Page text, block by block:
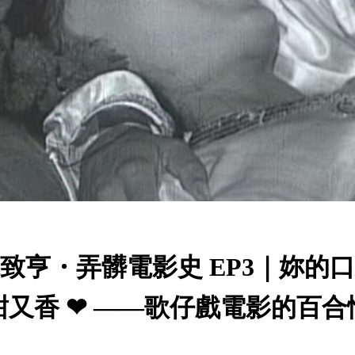
亨・弄髒電影史 EP3｜妳的
又香 ❤ ——歌仔戲電影的百合